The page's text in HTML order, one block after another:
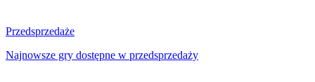
Przedsprzedaże
Najnowsze gry dostępne w przedsprzedaży